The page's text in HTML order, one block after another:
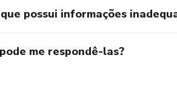
possui informações
me respondê-las?